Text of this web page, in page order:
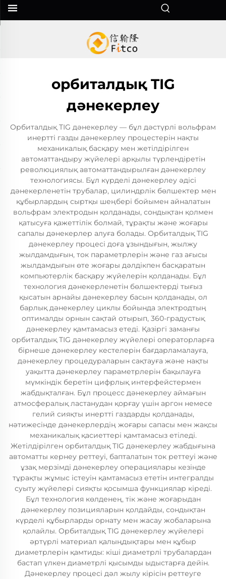
орбиталдық TIG
дәнекерлеу
Орбиталдық TIG дәнекерлеу — бұл дәстүрлі вольфрам
инертті газды дәнекерлеу процестерін нақты
механикалық басқару мен жетілдірілген
автоматтандыру жүйелері арқылы түрлендіретін
революциялық автоматтандырылған дәнекерлеу
технологиясы. Бұл күрделі дәнекерлеу әдісі
дәнекерленетін трубалар, цилиндрлік бөлшектер мен
құбырлардың сыртқы шеңбері бойымен айналатын
вольфрам электродын қолданады, сондықтан қолмен
қатысуға қажеттілік болмай, тұрақты және жоғары
сапалы дәнекерлер алуға болады. Орбиталдық TIG
дәнекерлеу процесі доға ұзындығын, жылжу
жылдамдығын, ток параметрлерін және газ ағысы
жылдамдығын өте жоғары дәлдікпен басқаратын
компьютерлік басқару жүйелерін қолданады. Бұл
технология дәнекерленетін бөлшектерді тығыз
қысатын арнайы дәнекерлеу басын қолданады, ол
барлық дәнекерлеу циклы бойында электродтың
оптималды орнын сақтай отырып, 360-градустық
дәнекерлеу қамтамасыз етеді. Қазіргі заманғы
орбиталдық TIG дәнекерлеу жүйелері операторларға
бірнеше дәнекерлеу кестелерін бағдарламалауға,
дәнекерлеу процедураларын сақтауға және нақты
уақытта дәнекерлеу параметрлерін бақылауға
мүмкіндік беретін цифрлық интерфейстермен
жабдықталған. Бұл процесс дәнекерлеу аймағын
атмосфералық ластанудан қорғау үшін аргон немесе
гелий сияқты инертті газдарды қолданады,
нәтижесінде дәнекерлердің жоғары сапасы мен жақсы
механикалық қасиеттері қамтамасыз етіледі.
Жетілдірілген орбиталдық TIG дәнекерлеу жабдығына
автоматты кернеу реттеуі, бапталатын ток реттеуі және
ұзақ мерзімді дәнекерлеу операциялары кезінде
тұрақты жұмыс істеуін қамтамасыз ететін интегралды
суыту жүйелері сияқты қосымша функциялар кіреді.
Бұл технология көлденең, тік және жоғарыдан
дәнекерлеу позицияларын қолдайды, сондықтан
күрделі құбырларды орнату мен жасау жобаларына
қолайлы. Орбиталдық TIG дәнекерлеу жүйелері
әртүрлі материал қалыңдықтары мен құбыр
диаметрлерін қамтиды: кіші диаметрлі трубалардан
бастап үлкен диаметрлі қысымды ыдыстарға дейін.
Дәнекерлеу процесі дәл жылу кірісін реттеуге